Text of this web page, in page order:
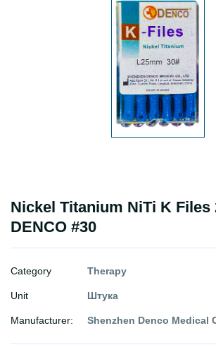
Nickel Titanium NiTi K Files
DENCO #30
Category Therapy
Unit Штука
Manufacturer: Shenzhen Denco Medical